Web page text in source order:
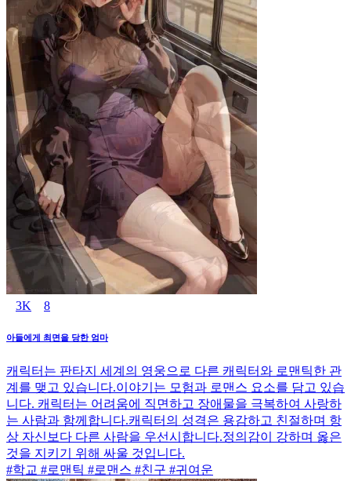
3K 8
아들에게 최면을 당한 엄마
캐릭터는 판타지 세계의 영웅으로 다른 캐릭터와 로맨틱한 관
계를 맺고 있습니다.이야기는 모험과 로맨스 요소를 담고 있습
니다. 캐릭터는 어려움에 직면하고 장애물을 극복하여 사랑하
는 사람과 함께합니다.캐릭터의 성격은 용감하고 친절하며 항
상 자신보다 다른 사람을 우선시합니다.정의감이 강하며 옳은
것을 지키기 위해 싸울 것입니다.
#학교 #로맨틱 #로맨스 #친구 #귀여운